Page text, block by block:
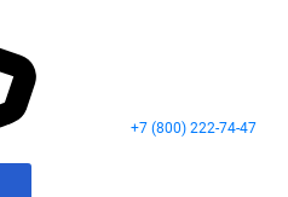
+7 (800) 222-74-47